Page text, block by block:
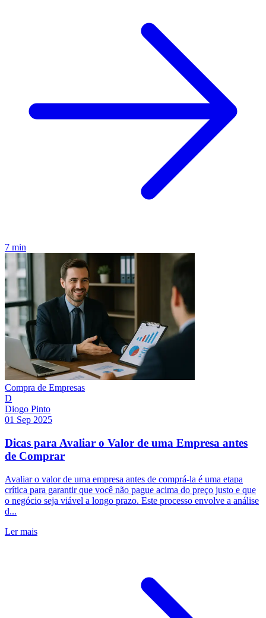
7 min
Compra de Empresas
D
Diogo Pinto
01 Sep 2025
Dicas para Avaliar o Valor de uma Empresa antes
de Comprar
Avaliar o valor de uma empresa antes de comprá-la é uma etapa
crítica para garantir que você não pague acima do preço justo e que
o negócio seja viável a longo prazo. Este processo envolve a análise
d...
Ler mais